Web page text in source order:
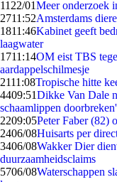
11 22/01Meer onderzoek
2711:52Amsterdams
1811:46Kabinet geeft
laagwater
1711:14OM eist TBS
aardappelschilmesje
2111:08Tropische hitte
4409:51Dikke Van Dale
schaamlippen doorbreken'
2209:05Peter Faber (82)
2406/08Huisarts per
3406/08Wakker Dier
duurzaamheidsclaims
5706/08Waterschappen